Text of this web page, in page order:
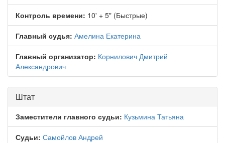
Контроль времени: 10' + 5" (Быстрые)
Главный судья: Амелина Екатерина
Главный организатор: Корнилович Дмитрий
Александрович
Штат
Заместители главного судьи: Кузьмина Татьяна
Судьи: Самойлов Андрей